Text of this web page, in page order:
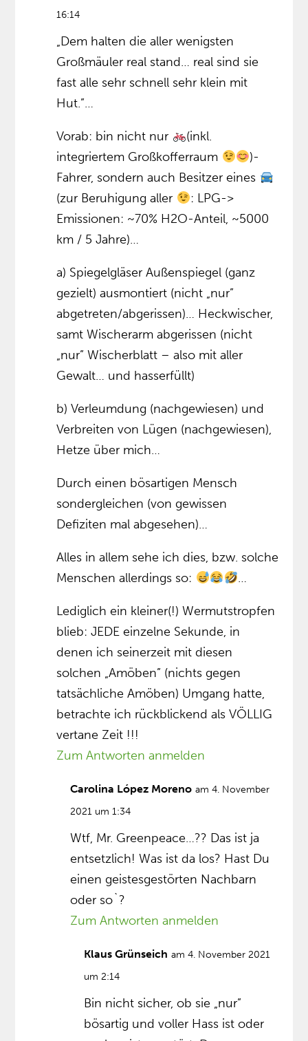
16:14
„Dem halten die aller wenigsten
Großmäuler real stand… real sind sie
fast alle sehr schnell sehr klein mit
Hut.”…
Vorab: bin nicht nur
(inkl.
integriertem Großkofferraum
)-
Fahrer, sondern auch Besitzer eines
(zur Beruhigung aller
: LPG->
Emissionen: ~70% H2O-Anteil, ~5000
km / 5 Jahre)…
a) Spiegelgläser Außenspiegel (ganz
gezielt) ausmontiert (nicht „nur”
abgetreten/abgerissen)… Heckwischer,
samt Wischerarm abgerissen (nicht
„nur” Wischerblatt – also mit aller
Gewalt… und hasserfüllt)
b) Verleumdung (nachgewiesen) und
Verbreiten von Lügen (nachgewiesen),
Hetze über mich…
Durch einen bösartigen Mensch
sondergleichen (von gewissen
Defiziten mal abgesehen)…
Alles in allem sehe ich dies, bzw. solche
Menschen allerdings so:
…
Lediglich ein kleiner(!) Wermutstropfen
blieb: JEDE einzelne Sekunde, in
denen ich seinerzeit mit diesen
solchen „Amöben” (nichts gegen
tatsächliche Amöben) Umgang hatte,
betrachte ich rückblickend als VÖLLIG
vertane Zeit !!!
Zum Antworten anmelden
Carolina López Moreno am 4. November
2021 um 1:34
Wtf, Mr. Greenpeace…?? Das ist ja
entsetzlich! Was ist da los? Hast Du
einen geistesgestörten Nachbarn
oder so`?
Zum Antworten anmelden
Klaus Grünseich am 4. November 2021
um 2:14
Bin nicht sicher, ob sie „nur”
bösartig und voller Hass ist oder